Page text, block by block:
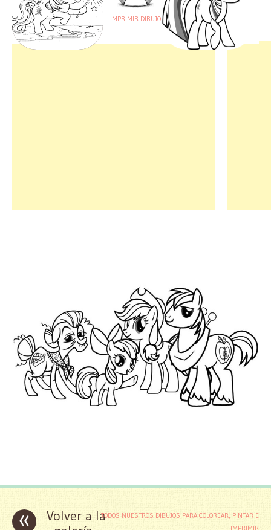
IMPRIMIR DIBUJO
«
Volver a laTODOS NUESTROS DIBUJOS PARA COLOREAR, PINTAR E
IMPRIMIR